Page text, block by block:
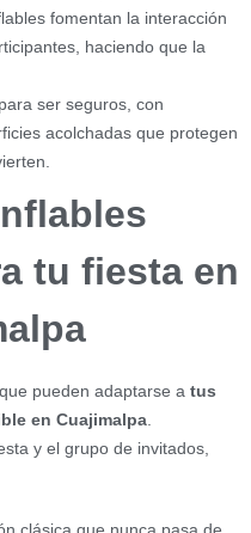
fomentan la interacción
haciendo que la
ser seguros, con
acolchadas que protegen
tu fiesta en
pueden adaptarse a tus
en Cuajimalpa
y el grupo de invitados,
clásica que nunca pasa de